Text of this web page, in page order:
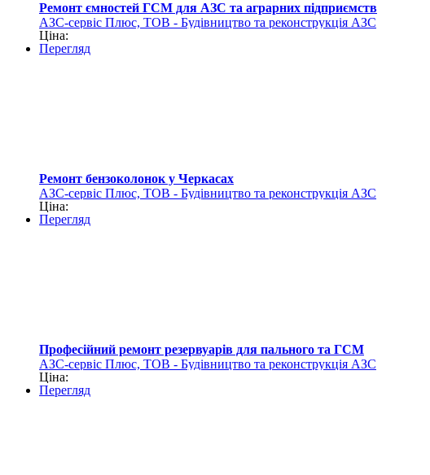
Ремонт ємностей ГСМ для АЗС та аграрних підприємств
АЗС-сервіс Плюс, ТОВ - Будівництво та реконструкція АЗС
Ціна:
Перегляд
Ремонт бензоколонок у Черкасах
АЗС-сервіс Плюс, ТОВ - Будівництво та реконструкція АЗС
Ціна:
Перегляд
Професійний ремонт резервуарів для пального та ГСМ
АЗС-сервіс Плюс, ТОВ - Будівництво та реконструкція АЗС
Ціна:
Перегляд